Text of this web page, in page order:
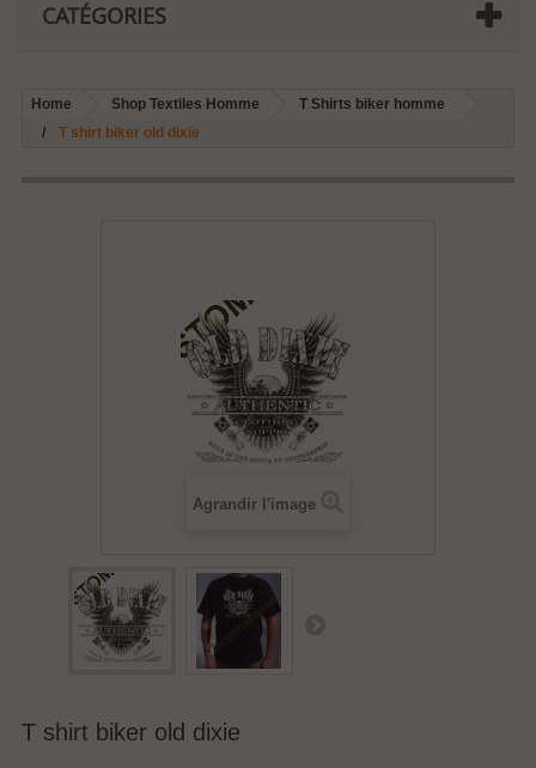
CATÉGORIES
Home Shop Textiles Homme
T Shirts biker homme
T shirt biker old dixie
Agrandir l'image
T shirt biker old dixie